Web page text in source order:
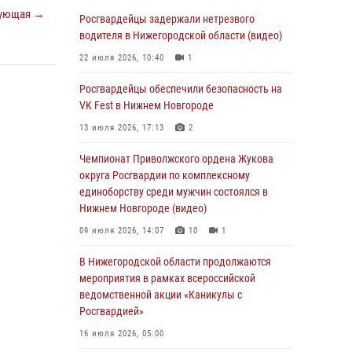
→
Росгвардии «по горячим следам» задержали
правонарушителя за стрельбу
17 июля 2026, 05:17
В Нижегородской области продолжаются
мероприятия в рамках всероссийской
ведомственной акции «Каникулы с
16 июля 2026, 05:00
Росгвардейцы обеспечили безопасность на
VK Fest в Нижнем Новгороде
13 июля 2026, 17:13 2
Нижегородские росгвардейцы за
прошедшую неделю выезжали более 750 раз
по сигналу «тревога»
13 июля 2026, 06:45
Росгвардейцы задержали нетрезвого
водителя в Нижегородской области (видео)
22 июля 2026, 10:40 1
Росгвардейцы обеспечили безопасность на
VK Fest в Нижнем Новгороде
13 июля 2026, 17:13 2
Чемпионат Приволжского ордена Жукова
округа Росгвардии по комплексному
единоборству среди мужчин состоялся в
Нижнем Новгороде (видео)
09 июля 2026, 14:07 10 1
В Нижегородской области продолжаются
мероприятия в рамках всероссийской
ведомственной акции «Каникулы с
Росгвардией»
16 июля 2026, 05:00